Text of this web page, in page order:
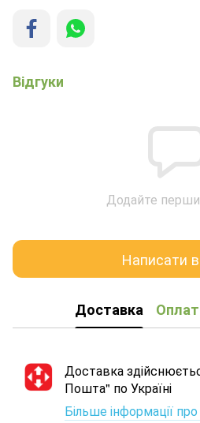
Відгуки
Додайте
Написати
Доставка
Доставка
Пошта" по Україні
Більше інформації